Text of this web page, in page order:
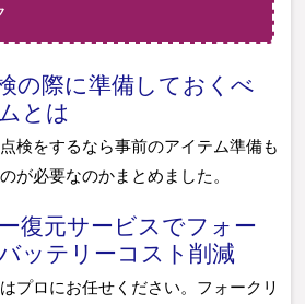
の際に準備しておくべ
とは
検をするなら事前のアイテム準備も
が必要なのかまとめました。
復元サービスでフォー
ッテリーコスト削減
プロにお任せください。フォークリ